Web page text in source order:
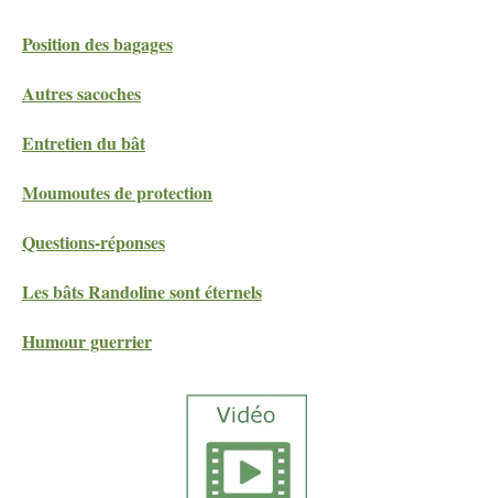
Position des bagages
Autres sacoches
Entretien du bât
Moumoutes de protection
Questions-réponses
Les bâts Randoline sont éternels
Humour guerrier